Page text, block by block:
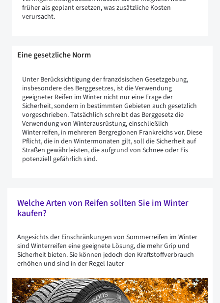
früher als geplant ersetzen, was zusätzliche Kosten
verursacht.
Eine gesetzliche Norm
Unter Berücksichtigung der französischen Gesetzgebung,
insbesondere des Berggesetzes, ist die Verwendung
geeigneter Reifen im Winter nicht nur eine Frage der
Sicherheit, sondern in bestimmten Gebieten auch gesetzlich
vorgeschrieben. Tatsächlich schreibt das Berggesetz die
Verwendung von Winterausrüstung, einschließlich
Winterreifen, in mehreren Bergregionen Frankreichs vor. Diese
Pflicht, die in den Wintermonaten gilt, soll die Sicherheit auf
Straßen gewährleisten, die aufgrund von Schnee oder Eis
potenziell gefährlich sind.
Welche Arten von Reifen sollten Sie im Winter
kaufen?
Angesichts der Einschränkungen von Sommerreifen im Winter
sind Winterreifen eine geeignete Lösung, die mehr Grip und
Sicherheit bieten. Sie können jedoch den Kraftstoffverbrauch
erhöhen und sind in der Regel lauter